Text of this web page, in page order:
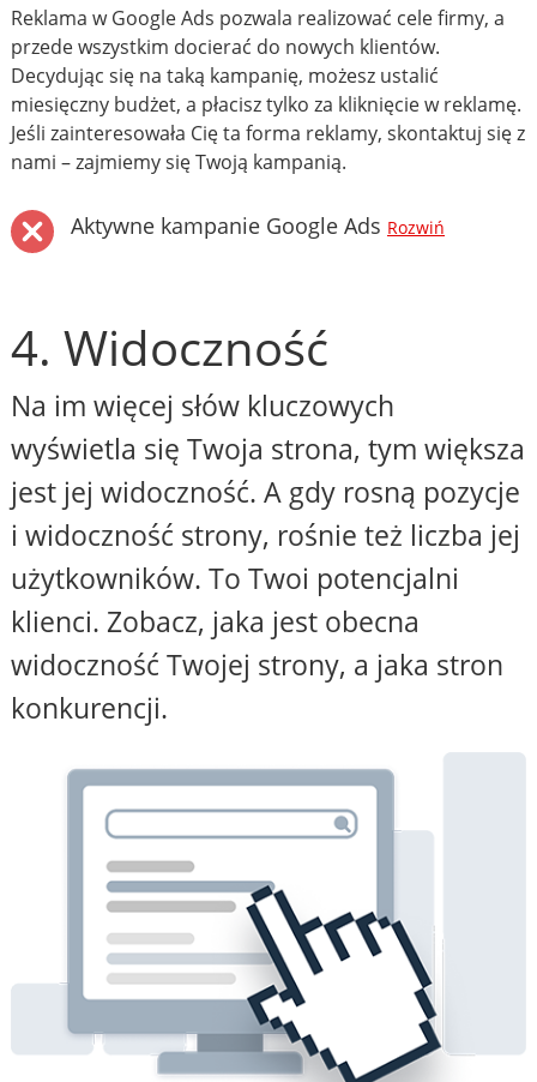
Reklama w Google Ads pozwala realizować cele firmy, a
przede wszystkim docierać do nowych klientów.
Decydując się na taką kampanię, możesz ustalić
miesięczny budżet, a płacisz tylko za kliknięcie w reklamę.
Jeśli zainteresowała Cię ta forma reklamy, skontaktuj się z
nami – zajmiemy się Twoją kampanią.
Aktywne kampanie Google Ads Rozwiń
4. Widoczność
Na im więcej słów kluczowych
wyświetla się Twoja strona, tym większa
jest jej widoczność. A gdy rosną pozycje
i widoczność strony, rośnie też liczba jej
użytkowników. To Twoi potencjalni
klienci. Zobacz, jaka jest obecna
widoczność Twojej strony, a jaka stron
konkurencji.